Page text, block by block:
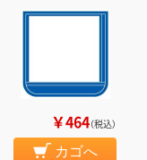
￥464（税込）
カゴへ